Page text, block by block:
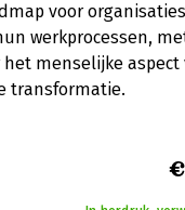
voor
werkprocessen,
menselijke aspect
transformatie.